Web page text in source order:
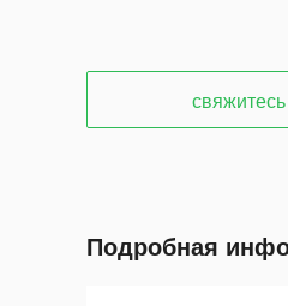
Подробная